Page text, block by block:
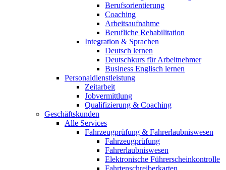
Berufsorientierung
Coaching
Arbeitsaufnahme
Berufliche Rehabilitation
Integration & Sprachen
Deutsch lernen
Deutschkurs für Arbeitnehmer
Business Englisch lernen
Personaldienstleistung
Zeitarbeit
Jobvermittlung
Qualifizierung & Coaching
Geschäftskunden
Alle Services
Fahrzeugprüfung & Fahrerlaubniswesen
Fahrzeugprüfung
Fahrerlaubniswesen
Elektronische Führerscheinkontrolle
Fahrtenschreiberkarten